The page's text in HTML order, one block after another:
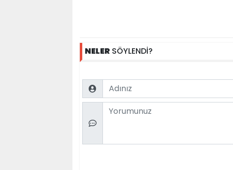
NELER SÖYLENDİ?
Name
Comment